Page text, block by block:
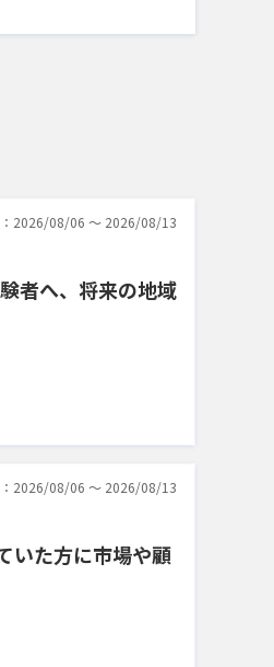
2026/08/06 〜 2026/08/13
者へ、将来の地域
2026/08/06 〜 2026/08/13
いた方に市場や顧